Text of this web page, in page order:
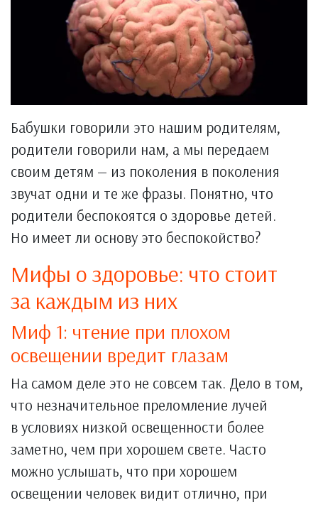
Бабушки говорили это нашим родителям,
родители говорили нам, а мы передаем
своим детям — из поколения в поколения
звучат одни и те же фразы. Понятно, что
родители беспокоятся о здоровье детей.
Но имеет ли основу это беспокойство?
Мифы о здоровье: что стоит
за каждым из них
Миф 1: чтение при плохом
освещении вредит глазам
На самом деле это не совсем так. Дело в том,
что незначительное преломление лучей
в условиях низкой освещенности более
заметно, чем при хорошем свете. Часто
можно услышать, что при хорошем
освещении человек видит отлично, при